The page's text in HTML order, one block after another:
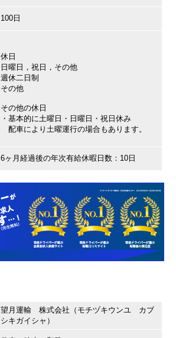
100日
休日
日曜日，祝日，その他
週休二日制
その他
その他の休日
・基本的に土曜日・日曜日・祝日休み
配車により土曜運行の場合もあります。
6ヶ月経過後の年次有給休暇日数：10日
望月運輸 株式会社（モチヅキウンユ カブ
シキガイシャ）